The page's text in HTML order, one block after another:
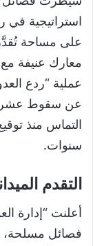
استراتيجية
معارك عنيفة
عملية “ردع
عن سقوط
التماس منذ
سنوات.
التقدم
أعلنت “إدارة
فصائل مسلحة،